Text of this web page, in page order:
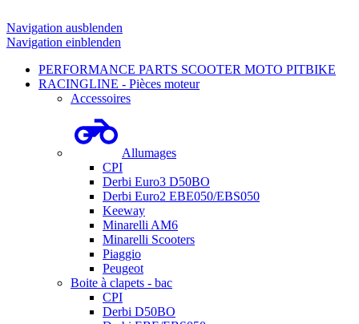
Navigation ausblenden
Navigation einblenden
PERFORMANCE PARTS SCOOTER MOTO PITBIKE
RACINGLINE - Pièces moteur
Accessoires
Allumages
CPI
Derbi Euro3 D50BO
Derbi Euro2 EBE050/EBS050
Keeway
Minarelli AM6
Minarelli Scooters
Piaggio
Peugeot
Boite à clapets - bac
CPI
Derbi D50BO